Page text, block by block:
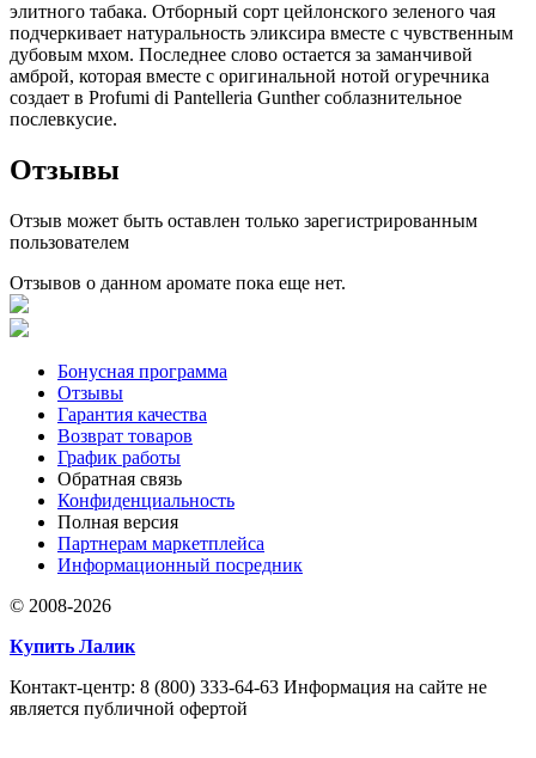
элитного табака. Отборный сорт цейлонского зеленого чая
подчеркивает натуральность эликсира вместе с чувственным
дубовым мхом. Последнее слово остается за заманчивой
амброй, которая вместе с оригинальной нотой огуречника
создает в Profumi di Pantelleria Gunther соблазнительное
послевкусие.
Отзывы
Отзыв может быть оставлен только зарегистрированным
пользователем
Отзывов о данном аромате пока еще нет.
Бонусная программа
Отзывы
Гарантия качества
Возврат товаров
График работы
Обратная связь
Конфиденциальность
Полная версия
Партнерам маркетплейса
Информационный посредник
© 2008-2026
Купить Лалик
Контакт-центр: 8 (800) 333-64-63 Информация на сайте не
является публичной офертой